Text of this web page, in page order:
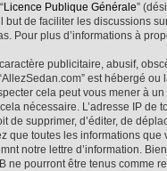
Licence Publique Générale”
but de faciliter les discussions
Pour plus d’informations à
publicitaire, abusif,
est hébergé
cela peut vous mener à
nécessaire. L’adresse IP
de supprimer, d’éditer, de
que toutes les informations
notre lettre d’information.
ne pourront être tenus